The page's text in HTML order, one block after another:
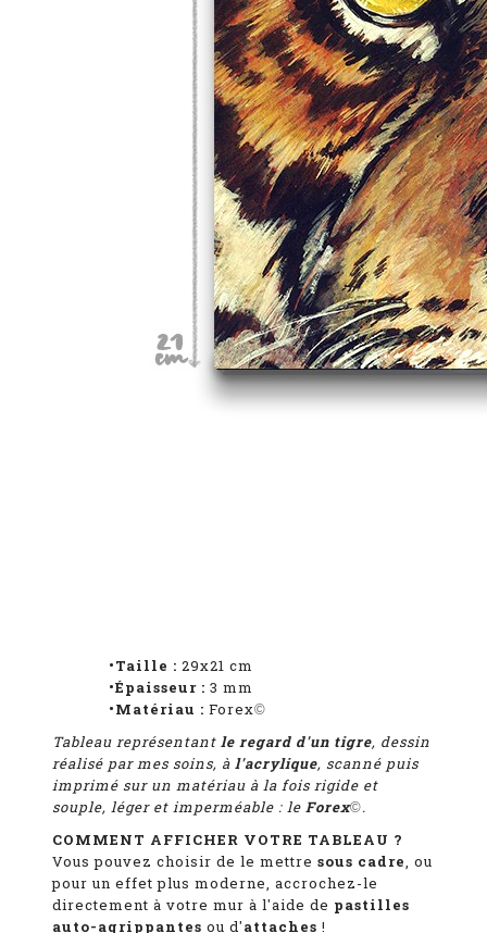
•Taille : 29x21 cm
•Épaisseur : 3 mm
•Matériau : Forex©
Tableau représentant le regard d'un tigre, dessin
réalisé par mes soins, à l'acrylique, scanné puis
imprimé sur un matériau à la fois rigide et
souple, léger et imperméable : le Forex©.
COMMENT AFFICHER VOTRE TABLEAU ?
Vous pouvez choisir de le mettre sous cadre, ou
pour un effet plus moderne, accrochez-le
directement à votre mur à l'aide de pastilles
auto-agrippantes ou d'attaches !